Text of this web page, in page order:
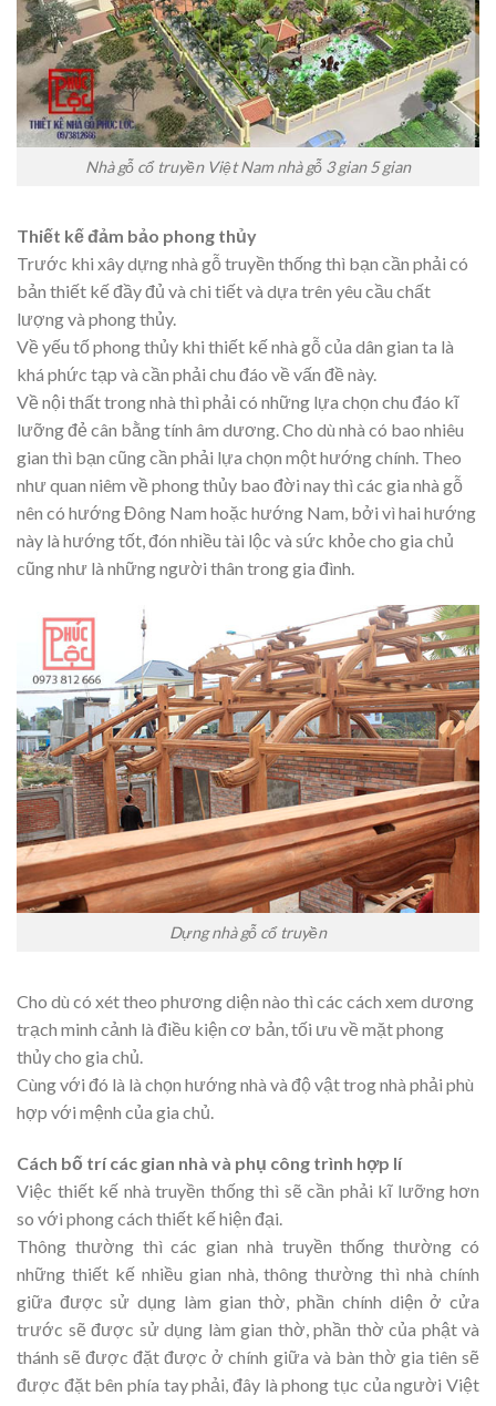
Nhà gỗ cổ truyền Việt Nam nhà gỗ 3 gian 5 gian
Thiết kế đảm bảo phong thủy
Trước khi xây dựng nhà gỗ truyền thống thì bạn cần phải có
bản thiết kế đầy đủ và chi tiết và dựa trên yêu cầu chất
lượng và phong thủy.
Về yếu tố phong thủy khi thiết kế nhà gỗ của dân gian ta là
khá phức tạp và cần phải chu đáo về vấn đề này.
Về nội thất trong nhà thì phải có những lựa chọn chu đáo kĩ
lưỡng đẻ cân bằng tính âm dương. Cho dù nhà có bao nhiêu
gian thì bạn cũng cần phải lựa chọn một hướng chính. Theo
như quan niêm về phong thủy bao đời nay thì các gia nhà gỗ
nên có hướng Đông Nam hoặc hướng Nam, bởi vì hai hướng
này là hướng tốt, đón nhiều tài lộc và sức khỏe cho gia chủ
cũng như là những người thân trong gia đình.
Dựng nhà gỗ cổ truyền
Cho dù có xét theo phương diện nào thì các cách xem dương
trạch minh cảnh là điều kiện cơ bản, tối ưu về mặt phong
thủy cho gia chủ.
Cùng với đó là là chọn hướng nhà và độ vật trog nhà phải phù
hợp với mệnh của gia chủ.
Cách bố trí các gian nhà và phụ công trình hợp lí
Việc thiết kế nhà truyền thống thì sẽ cần phải kĩ lưỡng hơn
so với phong cách thiết kế hiện đại.
Thông thường thì các gian nhà truyền thống thường có
những thiết kế nhiều gian nhà, thông thường thì nhà chính
giữa được sử dụng làm gian thờ, phần chính diện ở cửa
trước sẽ được sử dụng làm gian thờ, phần thờ của phật và
thánh sẽ được đặt được ở chính giữa và bàn thờ gia tiên sẽ
được đặt bên phía tay phải, đây là phong tục của người Việt